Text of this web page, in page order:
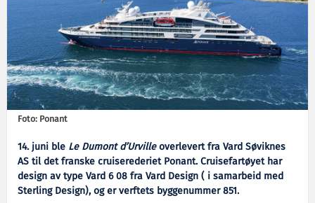
Foto: Ponant
14. juni ble Le Dumont d’Urvilleoverlevert fra Vard Søviknes
AS til det franske cruiserederiet Ponant. Cruisefartøyet har
design av type Vard 6 08 fra Vard Design ( i samarbeid med
Sterling Design), og er verftets byggenummer 851.